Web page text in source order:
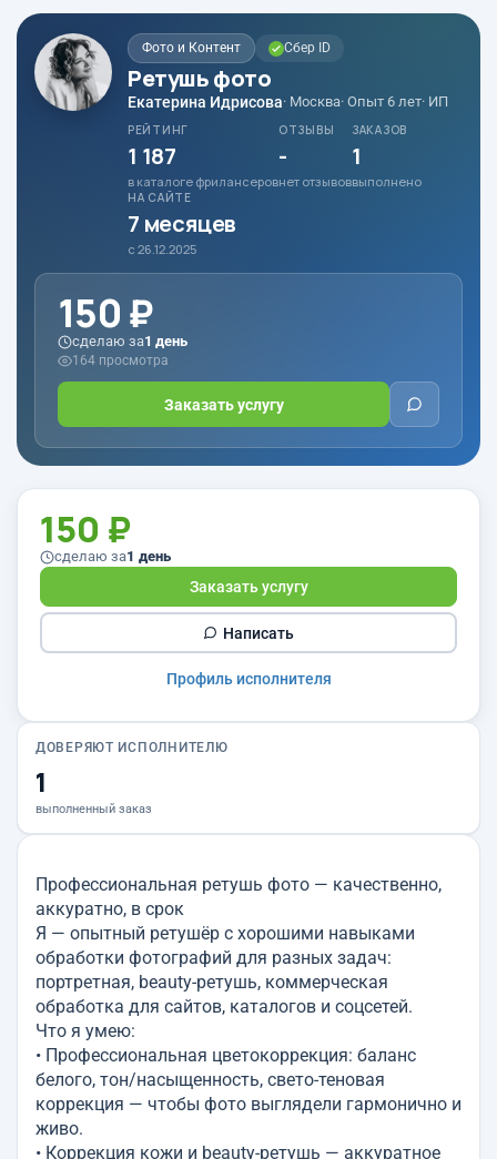
Фото и Контент Сбер ID
Ретушь фото
Екатерина Идрисова· Москва· Опыт 6 лет· ИП
РЕЙТИНГ
1 187
в каталоге фрилансеров
ОТЗЫВЫ
-
нет отзывов
ЗАКАЗОВ
1
выполнено
НА САЙТЕ
7 месяцев
с 26.12.2025
150 ₽
сделаю за1 день
164 просмотра
Заказать услугу
Профессиональная ретушь фото — качественно,
аккуратно, в срок
Я — опытный ретушёр с хорошими навыками
обработки фотографий для разных задач:
портретная, beauty-ретушь, коммерческая
обработка для сайтов, каталогов и соцсетей.
Что я умею:
• Профессиональная цветокоррекция: баланс
белого, тон/насыщенность, свето-теновая
коррекция — чтобы фото выглядели гармонично и
живо.
• Коррекция кожи и beauty-ретушь — аккуратное
150 ₽
сделаю за1 день
Заказать услугу
Написать
Профиль исполнителя
ДОВЕРЯЮТ ИСПОЛНИТЕЛЮ
1
выполненный заказ